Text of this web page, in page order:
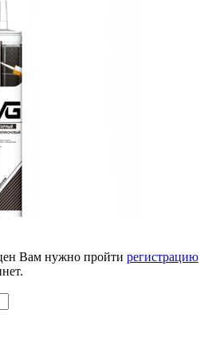
Вам нужно пройти регистрацию